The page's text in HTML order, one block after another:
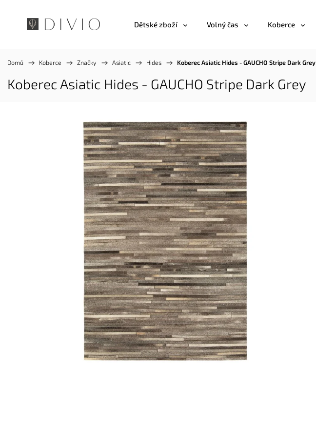
Dětské zboží Volný čas Koberce
Domů / Koberce / Značky / Asiatic / Hides / Koberec Asiatic Hides - GAUCHO Stripe Dark Grey
Koberec Asiatic Hides - GAUCHO Stripe Dark Grey